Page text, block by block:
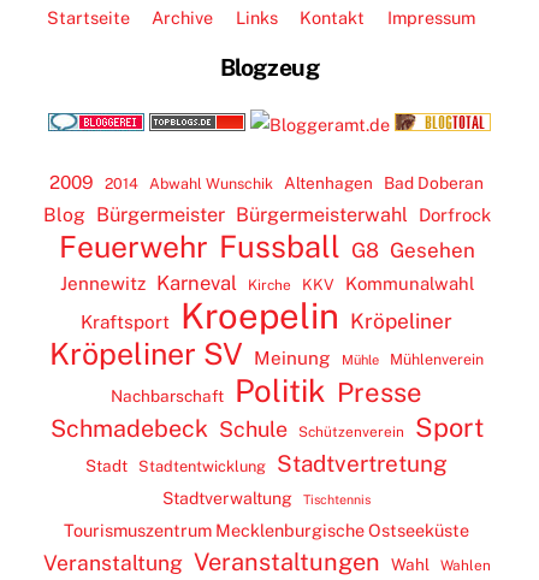
Startseite Archive Links Kontakt Impressum
Blogzeug
2009 2014 Abwahl Wunschik Altenhagen Bad Doberan
Blog Bürgermeister Bürgermeisterwahl Dorfrock
Feuerwehr Fussball G8 Gesehen
Jennewitz Karneval Kirche KKV
Kommunalwahl
Kraftsport
Kroepelin Kröpeliner
Kröpeliner SV Meinung Mühle Mühlenverein
Nachbarschaft Politik Presse
Schmadebeck Schule Schützenverein Sport
Stadt Stadtentwicklung Stadtvertretung
Stadtverwaltung Tischtennis
Tourismuszentrum Mecklenburgische Ostseeküste
Veranstaltung Veranstaltungen Wahl Wahlen